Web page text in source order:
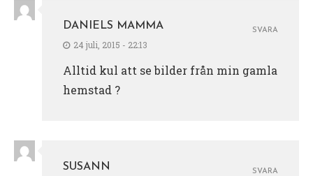
DANIELS MAMMA
24 juli, 2015 - 22:13
Alltid kul att se bilder från min gamla
hemstad ?
SVARA
SUSANN
SVARA